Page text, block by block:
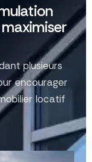
plusieurs
encourager
locatif